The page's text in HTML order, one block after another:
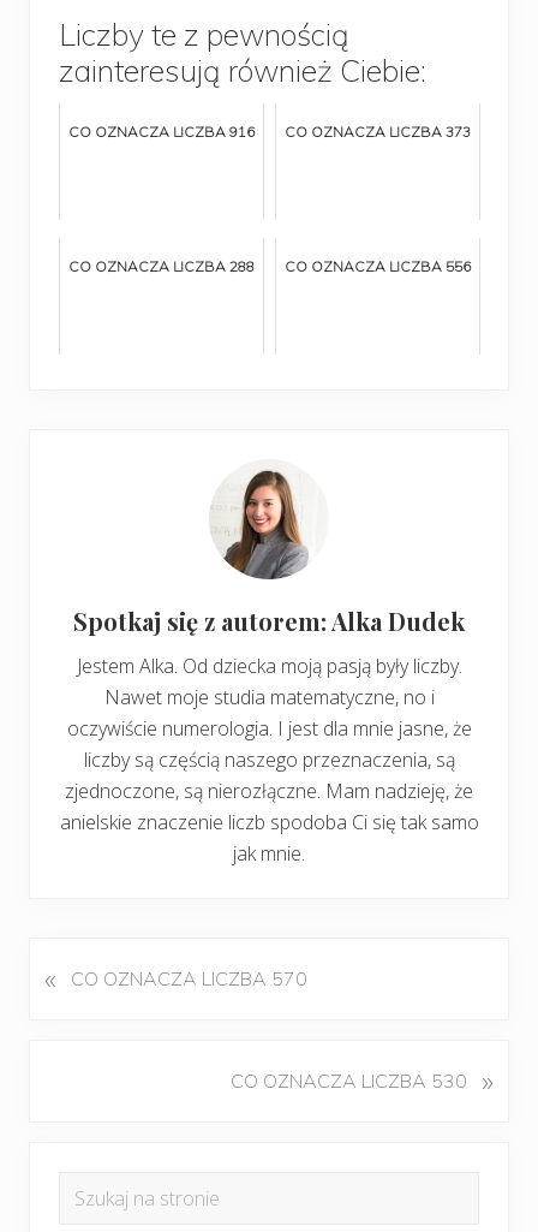
Liczby te z pewnością
zainteresują również Ciebie:
CO OZNACZA LICZBA 916 CO OZNACZA LICZBA 373
CO OZNACZA LICZBA 288 CO OZNACZA LICZBA 556
Spotkaj się z autorem: Alka Dudek
Jestem Alka. Od dziecka moją pasją były liczby.
Nawet moje studia matematyczne, no i
oczywiście numerologia. I jest dla mnie jasne, że
liczby są częścią naszego przeznaczenia, są
zjednoczone, są nierozłączne. Mam nadzieję, że
anielskie znaczenie liczb spodoba Ci się tak samo
jak mnie.
P
« CO OZNACZA LICZBA 570
CO OZNACZA LICZBA 530 »
panel
Szukaj